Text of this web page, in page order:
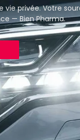
vie privée. Votre
— Bien Pharma.